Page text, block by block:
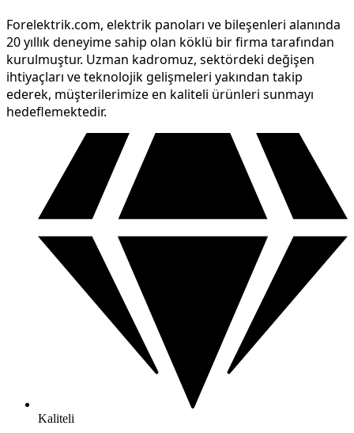
Forelektrik.com, elektrik panoları ve bileşenleri alanında
20 yıllık deneyime sahip olan köklü bir firma tarafından
kurulmuştur. Uzman kadromuz, sektördeki değişen
ihtiyaçları ve teknolojik gelişmeleri yakından takip
ederek, müşterilerimize en kaliteli ürünleri sunmayı
hedeflemektedir.
Kaliteli